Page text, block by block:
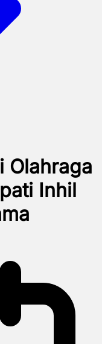
Olahraga
Inhil